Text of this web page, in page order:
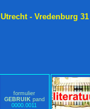
Utrecht - Vredenburg 31
formulier
GEBRUIK pand
0000.0011